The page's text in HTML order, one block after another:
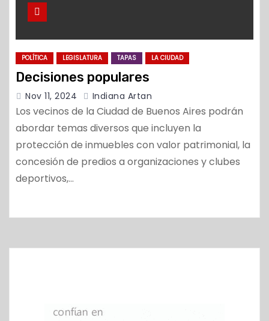
POLÍTICA LEGISLATURA TAPAS LA CIUDAD
Decisiones populares
Nov 11, 2024 Indiana Artan
Los vecinos de la Ciudad de Buenos Aires podrán
abordar temas diversos que incluyen la
protección de inmuebles con valor patrimonial, la
concesión de predios a organizaciones y clubes
deportivos,…